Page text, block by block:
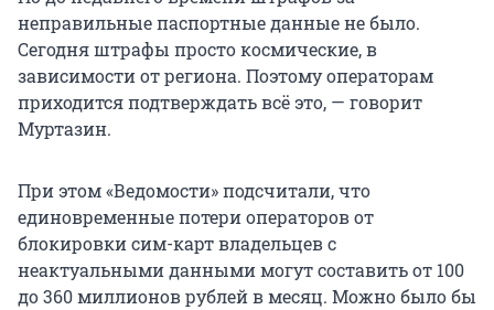
неправильные паспортные данные не было.
Сегодня штрафы просто космические, в
зависимости от региона. Поэтому операторам
приходится подтверждать всё это, — говорит
Муртазин.
При этом «Ведомости» подсчитали, что
единовременные потери операторов от
блокировки сим-карт владельцев с
неактуальными данными могут составить от 100
до 360 миллионов рублей в месяц. Можно было бы